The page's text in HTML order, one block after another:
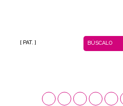
[ PAT. ]